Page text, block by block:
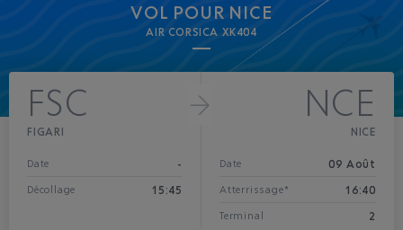
VOL POUR NICE
AIR CORSICA XK404
FSC
FIGARI
Date -
Décollage 15:45
NCE
NICE
Date 09 Août
Atterrissage* 16:40
Terminal 2